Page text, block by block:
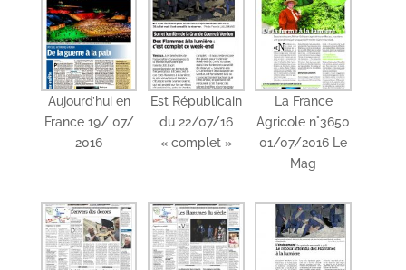
Aujourd’hui en
France 19/ 07/
2016
Est Républicain
du 22/07/16
« complet »
La France
Agricole n°3650
01/07/2016 Le
Mag